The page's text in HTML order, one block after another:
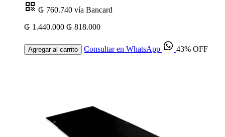
₲ 760.740 vía Bancard
₲ 1.440.000 ₲ 818.000
Agregar al carrito Consultar en WhatsApp 43% OFF